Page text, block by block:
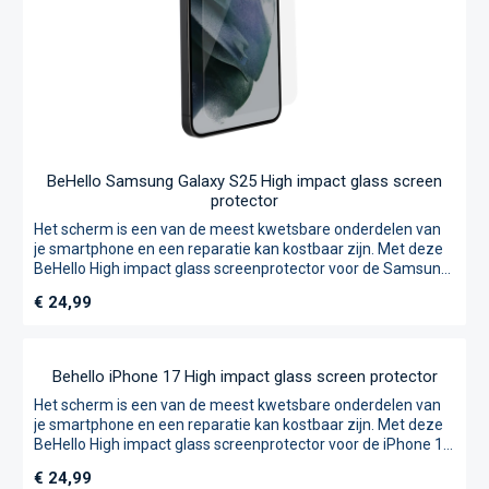
stoten en vallen in vergelijking met standaard hoesjes.
Pyramid Corners®: schokabsorberende hoeken die stuiteren
en valschade verminderen Zigzag Protection®: verdeelt
impact naar de randen TÜV Nord gecertificeerd: tot 200%
verbeterde stootweerstand Levenslange garantie: duurzame
investering in bescherming
BeHello Samsung Galaxy S25 High impact glass screen
protector
Het scherm is een van de meest kwetsbare onderdelen van
je smartphone en een reparatie kan kostbaar zijn. Met deze
BeHello High impact glass screenprotector voor de Samsung
kun je langer plezier hebben van jouw telefoon. Het ultra
toch die essentiële bescherming biedt. Met een
hardheidsniveau van H9, is dit de screenprotector die je
telefoon verdient. Bovendien is aanbrengen heel eenvoudig
dankzij de meegeleverde applicator, alcoholdoekje,
microvezel doekje en anti-stof sticker. Wil jij het scherm van
Dan is de High Impact Glass Screenprotector van BeHello de
Normale prijs:
€ 24,99